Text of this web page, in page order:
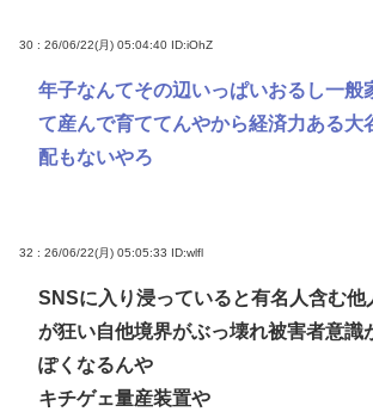
30 : 26/06/22(月) 05:04:40 ID:iOhZ
年子なんてその辺いっぱいおるし一般
て産んで育ててんやから経済力ある大
配もないやろ
32 : 26/06/22(月) 05:05:33 ID:wlfl
SNSに入り浸っていると有名人含む他
が狂い自他境界がぶっ壊れ被害者意識
ぽくなるんや
キチゲェ量産装置や